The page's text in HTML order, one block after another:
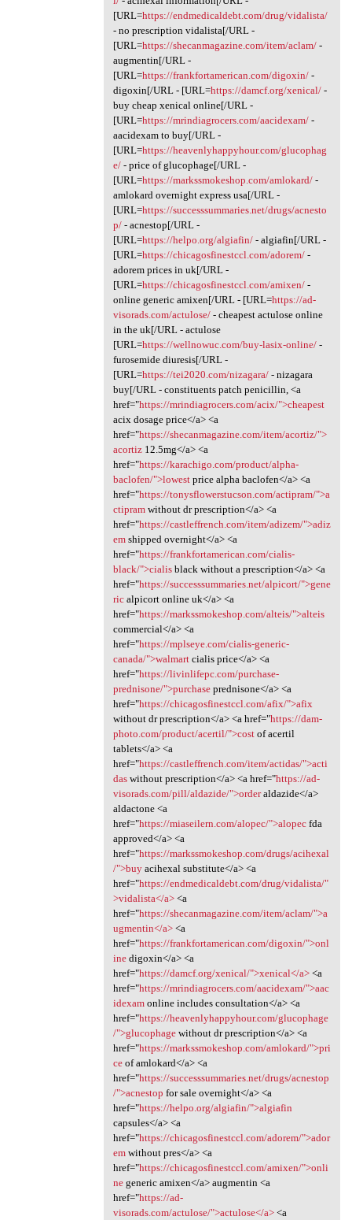
[URL=https://endmedicaldebt.com/drug/vidalista/
- no prescription vidalista[/URL -
[URL=https://shecanmagazine.com/item/aclam/-
augmentin[/URL -
[URL=https://frankfortamerican.com/digoxin/-
digoxin[/URL - [URL=https://damcf.org/xenical/-
buy cheap xenical online[/URL -
[URL=https://mrindiagrocers.com/aacidexam/-
aacidexam to buy[/URL -
[URL=https://heavenlyhappyhour.com/glucophag
e/- price of glucophage[/URL -
[URL=https://markssmokeshop.com/amlokard/-
amlokard overnight express usa[/URL -
[URL=https://successsummaries.net/drugs/acnesto
p/- acnestop[/URL -
[URL=https://helpo.org/algiafin/- algiafin[/URL -
[URL=https://chicagosfinestccl.com/adorem/-
adorem prices in uk[/URL -
[URL=https://chicagosfinestccl.com/amixen/-
online generic amixen[/URL - [URL=https://ad-
visorads.com/actulose/- cheapest actulose online
in the uk[/URL - actulose
[URL=https://wellnowuc.com/buy-lasix-online/-
furosemide diuresis[/URL -
[URL=https://tei2020.com/nizagara/- nizagara
buy[/URL - constituents patch penicillin, <a
href="https://mrindiagrocers.com/acix/">cheapest
acix dosage price</a> <a
href="https://shecanmagazine.com/item/acortiz/">
acortiz12.5mg</a> <a
href="https://karachigo.com/product/alpha-
baclofen/">lowestprice alpha baclofen</a> <a
href="https://tonysflowerstucson.com/actipram/">a
ctipramwithout dr prescription</a> <a
href="https://castleffrench.com/item/adizem/">adiz
emshipped overnight</a> <a
href="https://frankfortamerican.com/cialis-
black/">cialisblack without a prescription</a> <a
href="https://successsummaries.net/alpicort/">gene
ricalpicort online uk</a> <a
href="https://markssmokeshop.com/alteis/">alteis
commercial</a> <a
href="https://mplseye.com/cialis-generic-
canada/">walmartcialis price</a> <a
href="https://livinlifepc.com/purchase-
prednisone/">purchaseprednisone</a> <a
href="https://chicagosfinestccl.com/afix/">afix
without dr prescription</a> <a href="https://dam-
photo.com/product/acertil/">costof acertil
tablets</a> <a
href="https://castleffrench.com/item/actidas/">acti
daswithout prescription</a> <a href="https://ad-
visorads.com/pill/aldazide/">orderaldazide</a>
aldactone <a
href="https://miaseilern.com/alopec/">alopecfda
approved</a> <a
href="https://markssmokeshop.com/drugs/acihexal
/">buyacihexal substitute</a> <a
href="https://endmedicaldebt.com/drug/vidalista/"
>vidalista</a><a
href="https://shecanmagazine.com/item/aclam/">a
ugmentin</a><a
href="https://frankfortamerican.com/digoxin/">onl
inedigoxin</a> <a
href="https://damcf.org/xenical/">xenical</a><a
href="https://mrindiagrocers.com/aacidexam/">aac
idexamonline includes consultation</a> <a
href="https://heavenlyhappyhour.com/glucophage
/">glucophagewithout dr prescription</a> <a
href="https://markssmokeshop.com/amlokard/">pri
ceof amlokard</a> <a
href="https://successsummaries.net/drugs/acnestop
/">acnestop for sale overnight</a> <a
href="https://helpo.org/algiafin/">algiafin
capsules</a> <a
href="https://chicagosfinestccl.com/adorem/">ador
emwithout pres</a> <a
href="https://chicagosfinestccl.com/amixen/">onli
negeneric amixen</a> augmentin <a
href="https://ad-
visorads.com/actulose/">actulose</a><a